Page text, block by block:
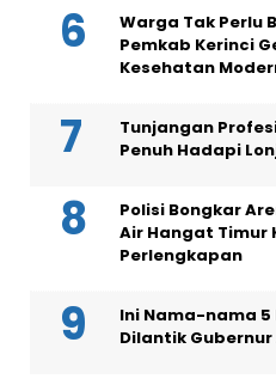
Warga Tak Perlu
Pemkab Kerinci
Kesehatan
Tunjangan
Penuh Hadapi
Polisi Bongkar
Air Hangat Timur
Perlengkapan
Ini Nama-nama
Dilantik Gubernur